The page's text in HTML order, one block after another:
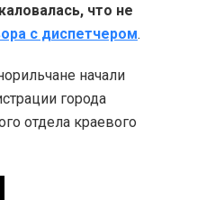
что не
с диспетчером.
начали
города
отдела краевого